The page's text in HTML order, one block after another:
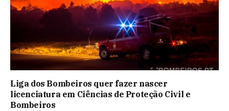
Liga dos Bombeiros quer fazer nascer
licenciatura em Ciências de Proteção Civil e
Bombeiros